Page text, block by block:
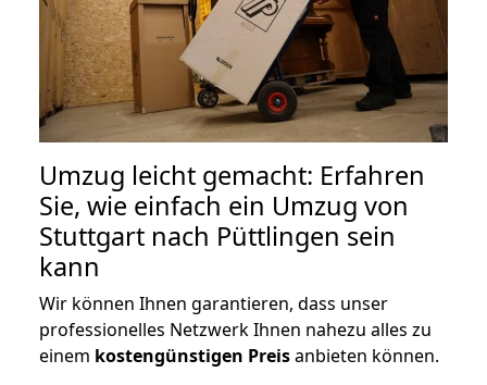
Umzug leicht gemacht: Erfahren
Sie, wie einfach ein Umzug von
Stuttgart nach Püttlingen sein
kann
Wir können Ihnen garantieren, dass unser
professionelles Netzwerk Ihnen nahezu alles zu
einem kostengünstigen Preisanbieten können.